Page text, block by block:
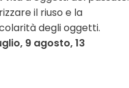
il riuso e la
degli oggetti.
9 agosto, 13